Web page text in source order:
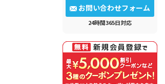
お問い合わせフォーム
24時間365日対応